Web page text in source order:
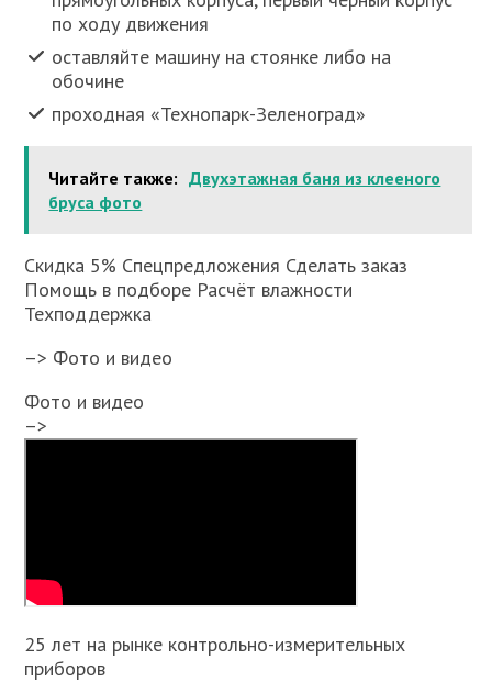
по ходу движения
оставляйте машину на стоянке либо на
обочине
проходная «Технопарк-Зеленоград»
Читайте также: Двухэтажная баня из клееного
бруса фото
Скидка 5% Спецпредложения Сделать заказ
Помощь в подборе Расчёт влажности
Техподдержка
–> Фото и видео
Фото и видео
–>
25 лет на рынке контрольно-измерительных
приборов